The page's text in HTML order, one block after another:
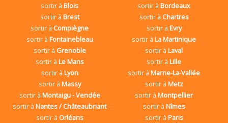
sortir àBlois sortir àBordeaux
sortir à Brest sortir à Chartres
sortir à Compiègne sortir à Evry
sortir à Fontainebleau sortir àLa Martinique
sortir à Grenoble sortir àLaval
sortir à Le Mans sortir àLille
sortir à Lyon sortir àMarne-La-Vallée
sortir à Massy sortir à Metz
sortir à Montaigu - Vendée sortir àMontpellier
sortir àNantes / Châteaubriant sortir à Nîmes
sortir à Orléans sortir à Paris